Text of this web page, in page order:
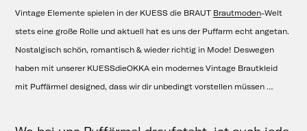
Vintage Elemente spielen in der KUESS die BRAUT Brautmoden-Welt
stets eine große Rolle und aktuell hat es uns der Puffarm echt angetan.
Nostalgisch schön, romantisch & wieder richtig in Mode! Deswegen
haben mit unserer KUESSdieOKKA ein modernes Vintage Brautkleid
mit Puffärmel designed, dass wir dir unbedingt vorstellen müssen …